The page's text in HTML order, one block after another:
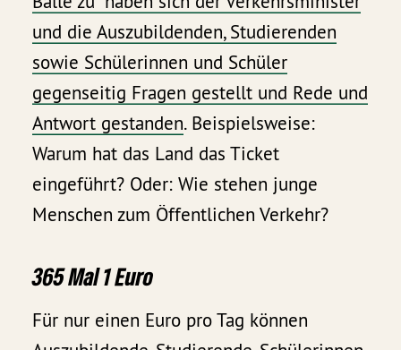
und die Auszubildenden, Studierenden
sowie Schülerinnen und Schüler
gegenseitig Fragen gestellt und Rede und
Antwort gestanden. Beispielsweise:
Warum hat das Land das Ticket
eingeführt? Oder: Wie stehen junge
Menschen zum Öffentlichen Verkehr?
365 Mal 1 Euro
Für nur einen Euro pro Tag können